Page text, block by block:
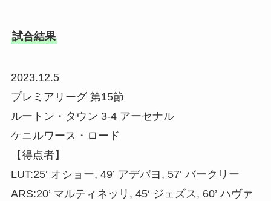
試合結果
2023.12.5
プレミアリーグ 第15節
ルートン・タウン 3-4 アーセナル
ケニルワース・ロード
【得点者】
LUT:25‘ オショー, 49’ アデバヨ, 57‘ バークリー
ARS:20’ マルティネッリ, 45‘ ジェズス, 60’ ハヴァ